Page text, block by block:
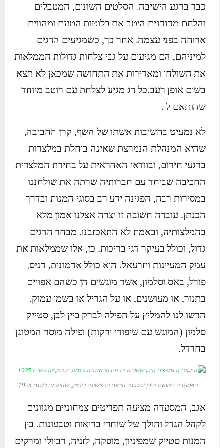
כבר ברגע הישיבה. הסלטים השונים, המטבלים
והלחם מדגדגים היטב את בלוטות הטעם ומהווים
ארוחה בפני עצמה. אחר כך, כשמגיעים הדגים
למיניהם, הם מגיעים על גבי צלחות גדולות הממלאות
את השולחן ומאדירות את התחושה שמכאן לא תצא
בשום אופן רעב.כל דג מגיע לצלחת עם רוטב מיוחד
שהותאם לו.
לא נמעיט בחשיבות אשתו של השף, קרן החביבה,
שהיא המנהלת הנמרצת שאינה בוחלת במלצרות
ברגעי חירום, ובוודאי האחראית על בחירת המלצרית
החביבה שביחד עם חברותיה שרתה את שולחננו
במסירות רבה, הפגינה ידע רב בסוגי המנות ובדרך
הכנתן. עובדה חשובה זו יצרה אצלנו אמון מלא
בהמלצותיה, ובאמת לא התאכזבנו. מבחר הדגים
גדול, וכולל בעיקר דגי בריכות. כן, אלו שממלאות את
עמק המעיינות ויזרעאל. הוא כולל אדמונית, דניס,
פורל, באס וסלמון, אשר מוגשים הן כשהם אפויים
בתנור, או מעושנים, או על הגריל או בשמן עמוק.
הרשו לנו להמליץ על הפילה לברק ביין לבן, סטייק
סלמון (המוגש עם שיפודי ירקות) ופילה מוסר המטוגן
בחרדל.
המסעדה נמצאת היכן ששכנה הרפת הראשונה בעמק, שהוקמה בשנת 1925
אגב, המסעדה מציעה תפריטים צמחוניים מגוונים
לקהל הגדל והולך של שוחרי בריאות וטבעונות. בין
המנות סטייק שמפיניון, מוסקה, לזניה, רביולי ומרקים